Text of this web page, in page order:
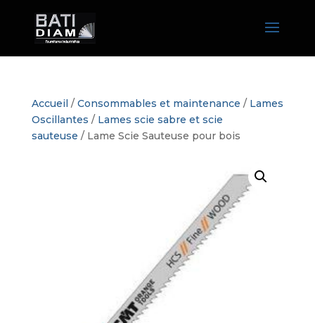
Accueil / Consommables et maintenance / Lames
Oscillantes / Lames scie sabre et scie
sauteuse / Lame Scie Sauteuse pour bois